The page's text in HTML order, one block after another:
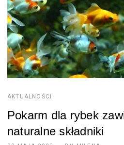
AKTUALNOŚCI
Pokarm dla rybek
naturalne składniki